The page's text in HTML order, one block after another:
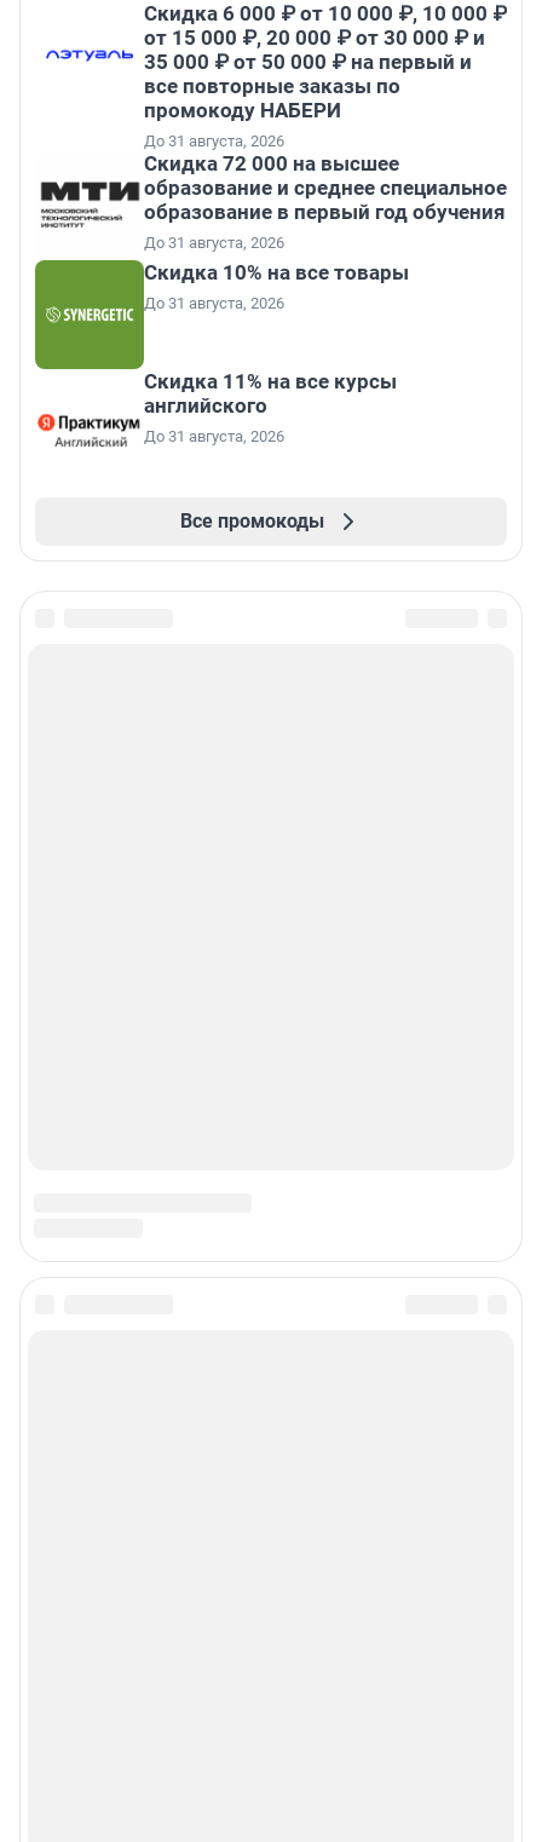
Скидка 6 000 ₽ от 10 000 ₽, 10 000 ₽
от 15 000 ₽, 20 000 ₽ от 30 000 ₽ и
35 000 ₽ от 50 000 ₽ на первый и
все повторные заказы по
промокоду НАБЕРИ
До 31 августа, 2026
Скидка 72 000 на высшее
образование и среднее специальное
образование в первый год обучения
До 31 августа, 2026
Скидка 10% на все товары
До 31 августа, 2026
Скидка 11% на все курсы
английского
До 31 августа, 2026
Все промокоды